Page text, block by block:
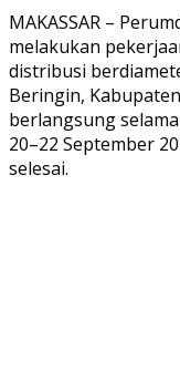
MAKASSAR –
melakukan
distribusi
Beringin,
berlangsung
20–22 September
selesai.